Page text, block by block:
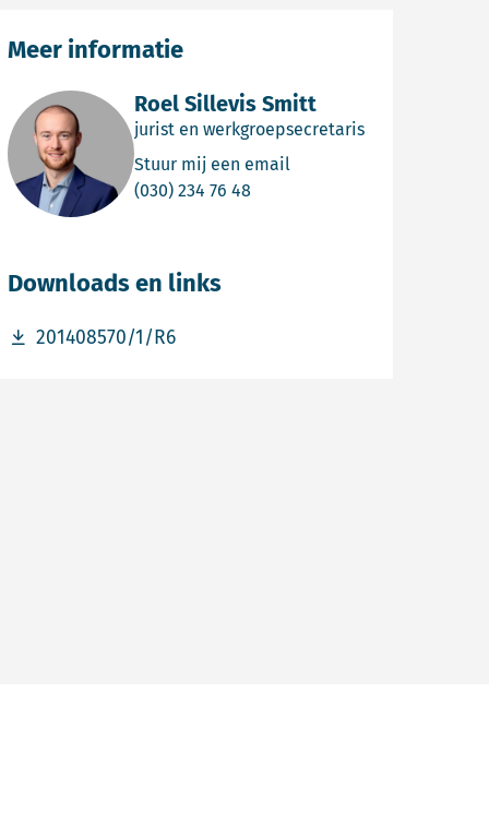
Roel Sillevis Smitt
jurist en werkgroepsecretaris
Stuur mij een email
(030) 234 76 48
Meer informatie
Downloads en links
201408570/1/R6
Download bestand 201408570/1/R6